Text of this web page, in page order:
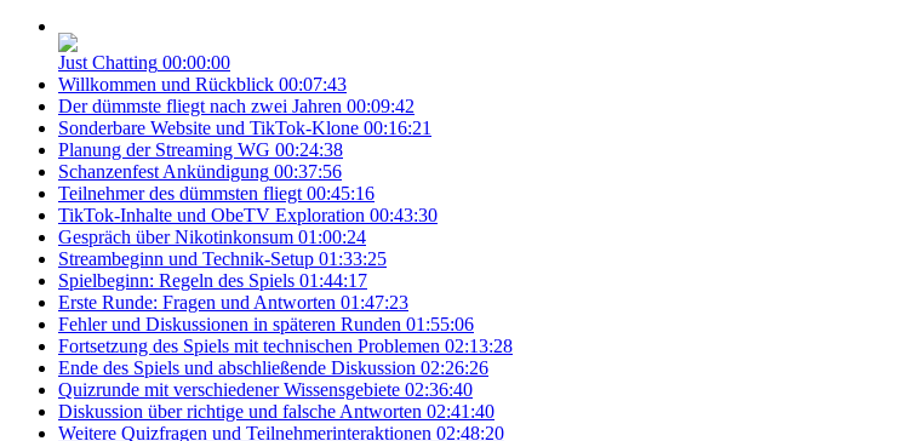
Just Chatting 00:00:00
Willkommen und Rückblick 00:07:43
Der dümmste fliegt nach zwei Jahren 00:09:42
Sonderbare Website und TikTok-Klone 00:16:21
Planung der Streaming WG 00:24:38
Schanzenfest Ankündigung 00:37:56
Teilnehmer des dümmsten fliegt 00:45:16
TikTok-Inhalte und ObeTV Exploration 00:43:30
Gespräch über Nikotinkonsum 01:00:24
Streambeginn und Technik-Setup 01:33:25
Spielbeginn: Regeln des Spiels 01:44:17
Erste Runde: Fragen und Antworten 01:47:23
Fehler und Diskussionen in späteren Runden 01:55:06
Fortsetzung des Spiels mit technischen Problemen 02:13:28
Ende des Spiels und abschließende Diskussion 02:26:26
Quizrunde mit verschiedener Wissensgebiete 02:36:40
Diskussion über richtige und falsche Antworten 02:41:40
Weitere Quizfragen und Teilnehmerinteraktionen 02:48:20